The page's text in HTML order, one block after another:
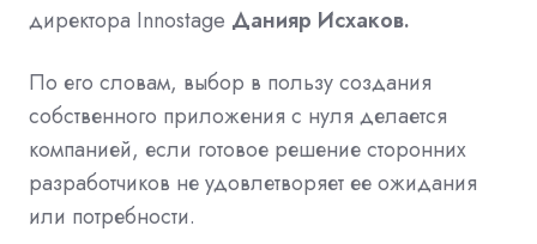
директора Innostage Данияр Исхаков.
По его словам, выбор в пользу создания
собственного приложения с нуля делается
компанией, если готовое решение сторонних
разработчиков не удовлетворяет ее ожидания
или потребности.